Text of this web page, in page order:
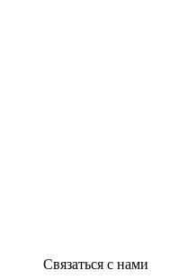
Связаться с нами